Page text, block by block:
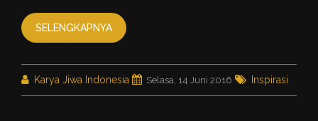
SELENGKAPNYA
Karya Jiwa Indonesia Selasa, 14 Juni 2016 Inspirasi